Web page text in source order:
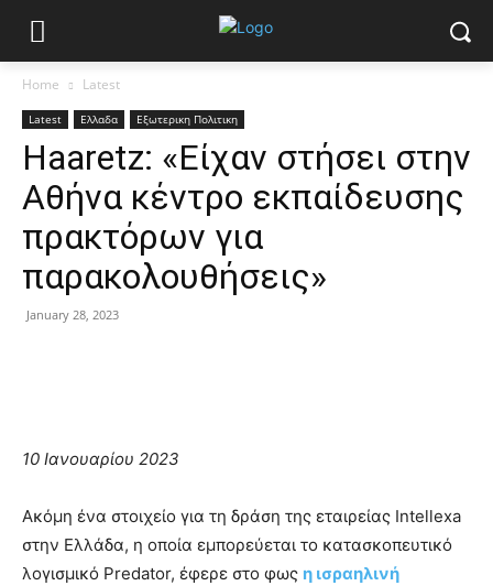
Home Latest
Latest Ελλαδα Εξωτερικη Πολιτικη
Haaretz: «Είχαν στήσει στην
Αθήνα κέντρο εκπαίδευσης
πρακτόρων για
παρακολουθήσεις»
January 28, 2023
10 Ιανουαρίου 2023
Ακόμη ένα στοιχείο για τη δράση της εταιρείας Intellexa
στην Ελλάδα, η οποία εμπορεύεται το κατασκοπευτικό
λογισμικό Predator, έφερε στο φως η ισραηλινή